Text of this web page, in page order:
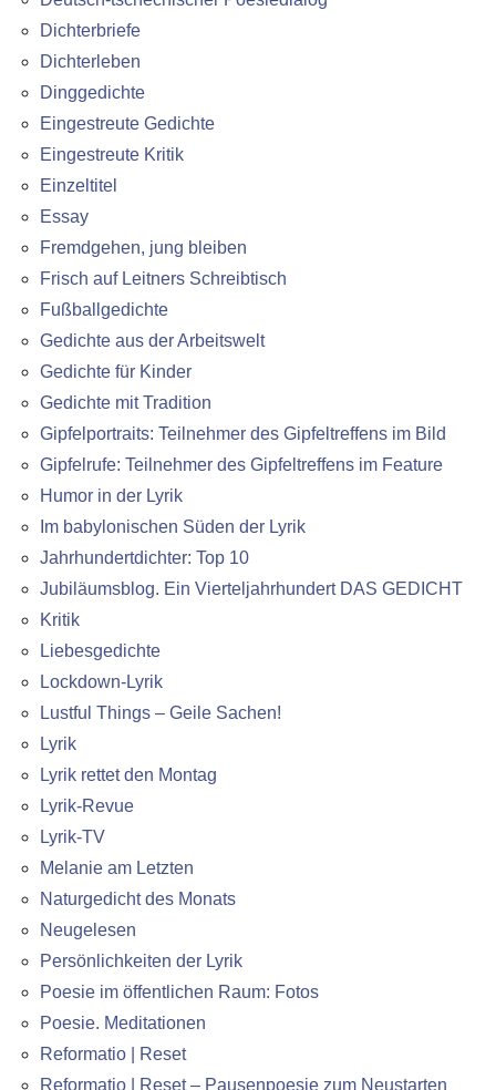
Dichterbriefe
Dichterleben
Dinggedichte
Eingestreute Gedichte
Eingestreute Kritik
Einzeltitel
Essay
Fremdgehen, jung bleiben
Frisch auf Leitners Schreibtisch
Fußballgedichte
Gedichte aus der Arbeitswelt
Gedichte für Kinder
Gedichte mit Tradition
Gipfelportraits: Teilnehmer des Gipfeltreffens im Bild
Gipfelrufe: Teilnehmer des Gipfeltreffens im Feature
Humor in der Lyrik
Im babylonischen Süden der Lyrik
Jahrhundertdichter: Top 10
Jubiläumsblog. Ein Vierteljahrhundert DAS GEDICHT
Kritik
Liebesgedichte
Lockdown-Lyrik
Lustful Things – Geile Sachen!
Lyrik
Lyrik rettet den Montag
Lyrik-Revue
Lyrik-TV
Melanie am Letzten
Naturgedicht des Monats
Neugelesen
Persönlichkeiten der Lyrik
Poesie im öffentlichen Raum: Fotos
Poesie. Meditationen
Reformatio | Reset
Reformatio | Reset – Pausenpoesie zum Neustarten